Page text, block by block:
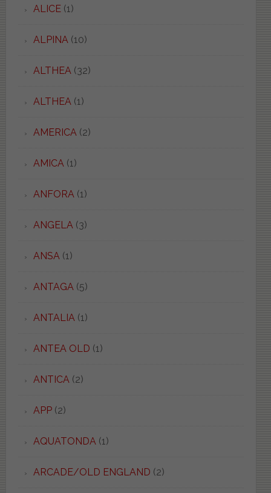
ALICE(1)
ALPINA (10)
ALTHEA (32)
ALTHEA (1)
AMERICA (2)
AMICA (1)
ANFORA (1)
ANGELA (3)
ANSA (1)
ANTAGA (5)
ANTALIA (1)
ANTEA OLD (1)
ANTICA (2)
APP(2)
AQUATONDA (1)
ARCADE/OLD ENGLAND (2)